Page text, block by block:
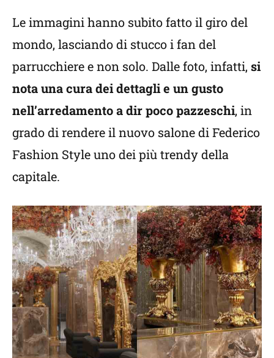
Le immagini hanno subito fatto il giro del
mondo, lasciando di stucco i fan del
parrucchiere e non solo. Dalle foto, infatti, si
nota una cura dei dettagli e un gusto
nell’arredamento a dir poco pazzeschi, in
grado di rendere il nuovo salone di Federico
Fashion Style uno dei più trendy della
capitale.